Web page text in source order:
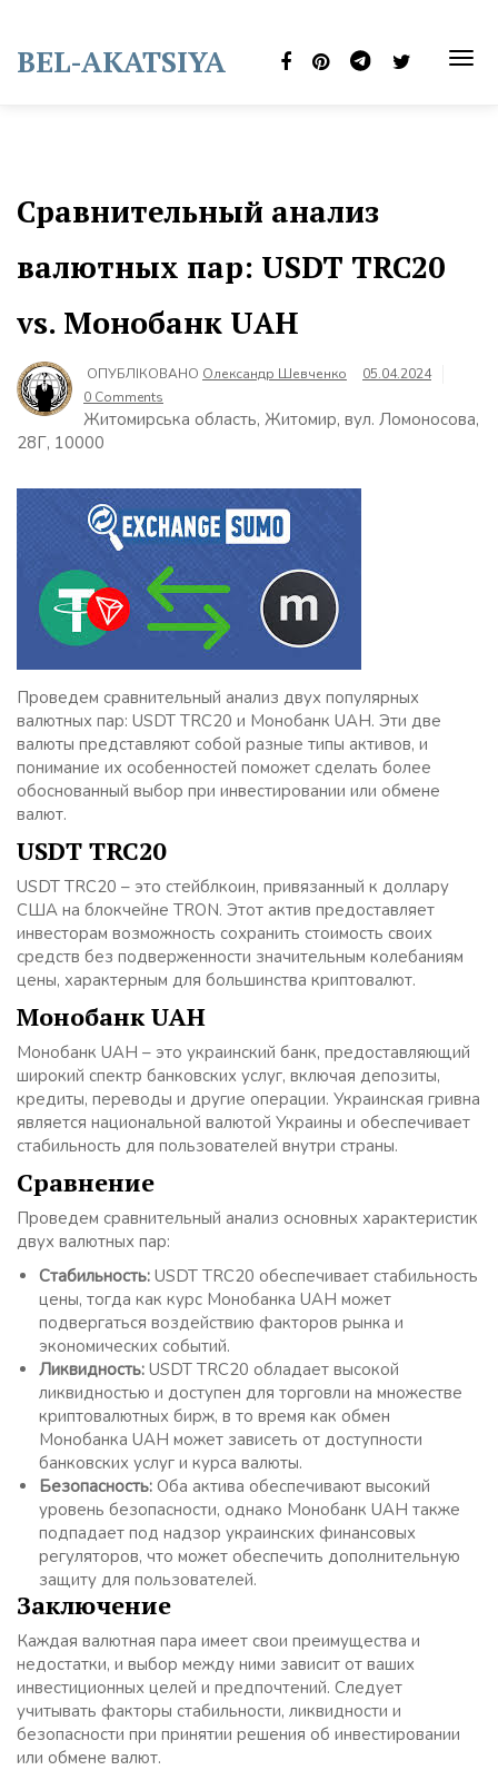
content
BEL-AKATSIYA
Сравнительный анализ
валютных пар: USDT TRC20
vs. Монобанк UAH
ОПУБЛІКОВАНО Олександр Шевченко
05.04.2024
0 Comments
Житомирська область, Житомир, вул. Ломоносова,
28Г, 10000
Проведем сравнительный анализ двух популярных
валютных пар: USDT TRC20 и Монобанк UAH. Эти две
валюты представляют собой разные типы активов, и
понимание их особенностей поможет сделать более
обоснованный выбор при инвестировании или обмене
валют.
USDT TRC20
USDT TRC20 – это стейблкоин, привязанный к доллару
США на блокчейне TRON. Этот актив предоставляет
инвесторам возможность сохранить стоимость своих
средств без подверженности значительным колебаниям
цены, характерным для большинства криптовалют.
Монобанк UAH
Монобанк UAH – это украинский банк, предоставляющий
широкий спектр банковских услуг, включая депозиты,
кредиты, переводы и другие операции. Украинская гривна
является национальной валютой Украины и обеспечивает
стабильность для пользователей внутри страны.
Сравнение
Проведем сравнительный анализ основных характеристик
двух валютных пар:
Стабильность: USDT TRC20 обеспечивает стабильность
цены, тогда как курс Монобанка UAH может
подвергаться воздействию факторов рынка и
экономических событий.
Ликвидность: USDT TRC20 обладает высокой
ликвидностью и доступен для торговли на множестве
криптовалютных бирж, в то время как обмен
Монобанка UAH может зависеть от доступности
банковских услуг и курса валюты.
Безопасность: Оба актива обеспечивают высокий
уровень безопасности, однако Монобанк UAH также
подпадает под надзор украинских финансовых
регуляторов, что может обеспечить дополнительную
защиту для пользователей.
Заключение
Каждая валютная пара имеет свои преимущества и
недостатки, и выбор между ними зависит от ваших
инвестиционных целей и предпочтений. Следует
учитывать факторы стабильности, ликвидности и
безопасности при принятии решения об инвестировании
или обмене валют.